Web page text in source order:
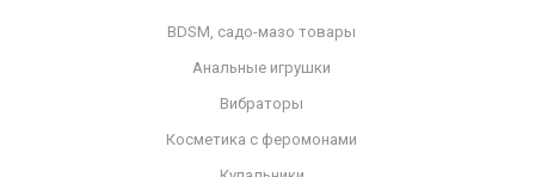
BDSM, садо-мазо товары
Анальные игрушки
Вибраторы
Косметика с феромонами